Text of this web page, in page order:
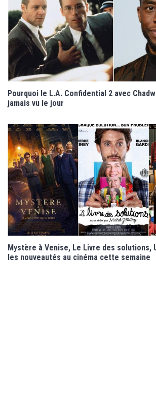
Pourquoi le L.A. Confidential 2 avec
jamais vu le jour
Mystère à Venise, Le Livre des solutions,
les nouveautés au cinéma cette semaine